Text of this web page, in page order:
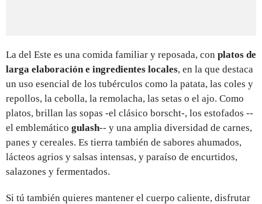
La del Este es una comida familiar y reposada, con platos de
larga elaboración e ingredientes locales, en la que destaca
un uso esencial de los tubérculos como la patata, las coles y
repollos, la cebolla, la remolacha, las setas o el ajo. Como
platos, brillan las sopas -el clásico borscht-, los estofados --
el emblemático gulash-- y una amplia diversidad de carnes,
panes y cereales. Es tierra también de sabores ahumados,
lácteos agrios y salsas intensas, y paraíso de encurtidos,
salazones y fermentados.
Si tú también quieres mantener el cuerpo caliente, disfrutar